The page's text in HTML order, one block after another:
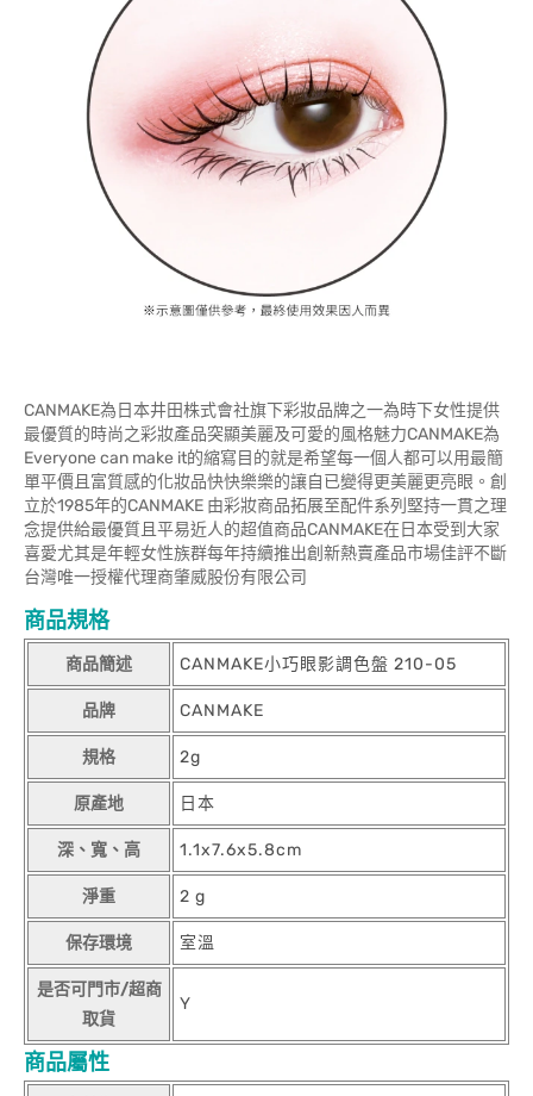
CANMAKE為日本井田株式會社旗下彩妝品牌之一為時下女性提供
最優質的時尚之彩妝產品突顯美麗及可愛的風格魅力CANMAKE為
Everyone can make it的縮寫目的就是希望每一個人都可以用最簡
單平價且富質感的化妝品快快樂樂的讓自已變得更美麗更亮眼。創
立於1985年的CANMAKE 由彩妝商品拓展至配件系列堅持一貫之理
念提供給最優質且平易近人的超值商品CANMAKE在日本受到大家
喜愛尤其是年輕女性族群每年持續推出創新熱賣產品市場佳評不斷
台灣唯一授權代理商肇威股份有限公司
商品規格
商品簡述 CANMAKE小巧眼影調色盤 210-05
品牌 CANMAKE
規格 2g
原產地 日本
深、寬、高 1.1x7.6x5.8cm
淨重 2 g
保存環境 室溫
是否可門市/超商
取貨
Y
商品屬性